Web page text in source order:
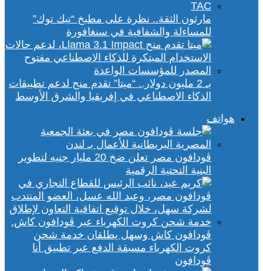
مارثون الثقة.. نظرة على مطبخ “تيك توك”
للمساءلة والشفافية في سنغافورة
بـ 2 مليون دولار.. “ميتا” تقدم منح لدعم تطبيقات
الذكاء الاصطناعي في إفريقيا والشرق الأوسط
هواتف
ڤودافون مصر تعلن ضخ 20 مليار جنيه لتطوير
البنية التحتية الرقمية
ڤودافون كاش وسهل يطلقان خدمة شحن
كروت الكهرباء مسبقة الدفع عبر تطبيق أنا
ڤودافون